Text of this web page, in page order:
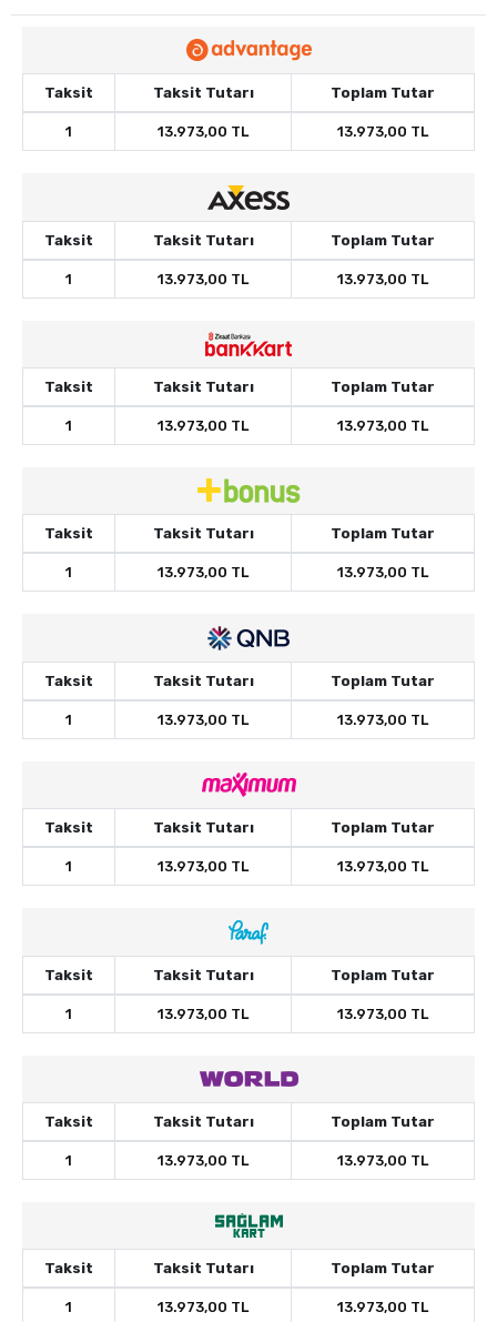
Taksit Taksit Tutarı Toplam Tutar
1 13.973,00 TL 13.973,00 TL
Taksit Taksit Tutarı Toplam Tutar
1 13.973,00 TL 13.973,00 TL
Taksit Taksit Tutarı Toplam Tutar
1 13.973,00 TL 13.973,00 TL
Taksit Taksit Tutarı Toplam Tutar
1 13.973,00 TL 13.973,00 TL
Taksit Taksit Tutarı Toplam Tutar
1 13.973,00 TL 13.973,00 TL
Taksit Taksit Tutarı Toplam Tutar
1 13.973,00 TL 13.973,00 TL
Taksit Taksit Tutarı Toplam Tutar
1 13.973,00 TL 13.973,00 TL
Taksit Taksit Tutarı Toplam Tutar
1 13.973,00 TL 13.973,00 TL
Taksit Taksit Tutarı Toplam Tutar
1 13.973,00 TL 13.973,00 TL